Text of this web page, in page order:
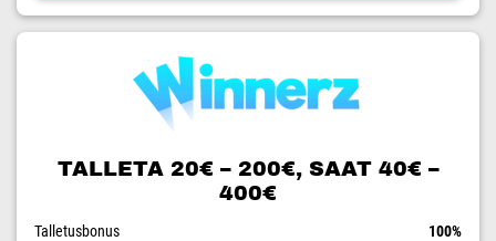
TALLETA 20€ – 200€, SAAT 40€ –
400€
Talletusbonus
100%